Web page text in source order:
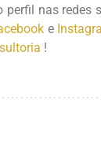
perfil nas redes
e
!